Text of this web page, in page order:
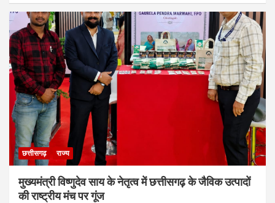
छत्तीसगढ़ राज्य
मुख्यमंत्री विष्णुदेव साय के नेतृत्व में छत्तीसगढ़ के जैविक उत्पादों
की राष्ट्रीय मंच पर गूंज